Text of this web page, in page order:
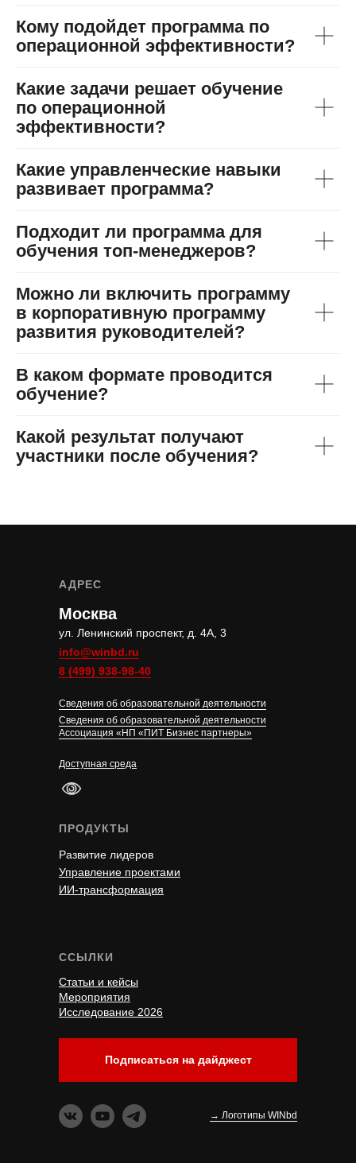
Кому подойдет программа по
операционной эффективности?
Какие задачи решает обучение
по операционной
эффективности?
Какие управленческие навыки
развивает программа?
Подходит ли программа для
обучения топ-менеджеров?
Можно ли включить программу
в корпоративную программу
развития руководителей?
В каком формате проводится
обучение?
Какой результат получают
участники после обучения?
ПРОДУКТЫ
Развитие лидеров
Управление проектами
ИИ-трансформация
→ Логотипы WINbd
ССЫЛКИ
Статьи и кейсы
Мероприятия
Исследование 2026
АДРЕС
Подписаться на дайджест
Москва
Сведения об образовательной деятельности
Доступная среда
ул. Ленинский проспект, д. 4А, 3
Сведения об образовательной деятельности
Ассоциация «НП «ПИТ Бизнес партнеры»
info@winbd.ru
8 (499) 938-98-40